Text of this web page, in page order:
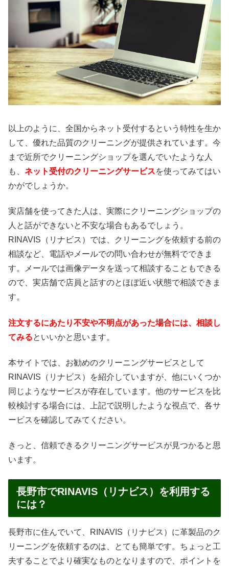
以上のように、全国からネット受付するという特性を生か
して、優れた品質のクリーニングが提供されています。今
まで近所でクリーニングショップを選んでいたような人
も、 ネット受付のクリーニングサービスを使ってみてはい
かがでしょうか。
実店舗を使ってきた人は、実際にクリーニングショップの
人と話ができないと不安な場合もあるでしょう。
RINAVIS（リナビス）では、クリーニングを依頼する前の
相談など、電話やメールでの問い合わせが無料でできま
す。メールでは画像データを送って相談することもできる
ので、実店舗で店員と話すのとほぼ近い状態で相談できま
す。
注文するにあたり不安や不明点があった場合には、相談し
てみるといいかと思います。
本サイトでは、お勧めのクリーニングサービスとして
RINAVIS（リナビス）を紹介していますが、他にいくつか
同じようなサービスが存在しています。他のサービスを比
較検討する場合には、上記で説明したような視点で、各サ
ービスを確認してみてください。
きっと、信頼できるクリーニングサービスが見つかると思
います。
長野市でRINAVIS（リナビス）を利用する
には？
長野市に住んでいて、RINAVIS（リナビス）に革製品のク
リーニングを依頼するのは、とても簡単です。ちょっと工
夫することでより確実なものとなりますので、ポイントを